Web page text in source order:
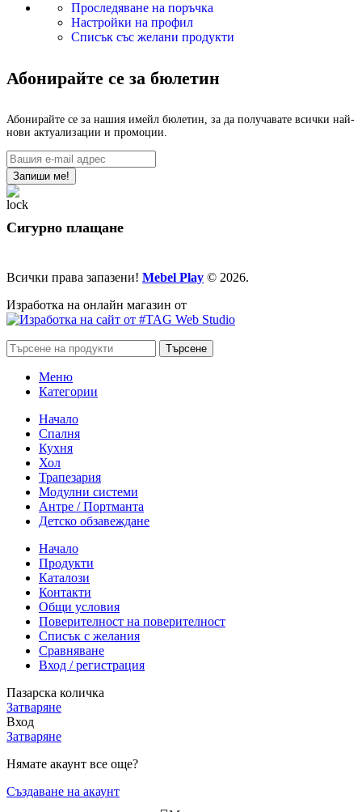
Проследяване на поръчка
Настройки на профил
Списък със желани продукти
Абонирайте се за бюлетин
Абонирайте се за нашия имейл бюлетин, за да получавате всички най-
нови актуализации и промоции.
Сигурно плащане
Всички права запазени! Mebel Play © 2026.
Изработка на онлайн магазин от
Търсене
Меню
Категории
Начало
Спалня
Кухня
Хол
Трапезария
Модулни системи
Антре / Портманта
Детско обзавеждане
Начало
Продукти
Каталози
Контакти
Общи условия
Поверителност на поверителност
Списък с желания
Сравняване
Вход / регистрация
Пазарска количка
Затваряне
Вход
Затваряне
Нямате акаунт все още?
Създаване на акаунт